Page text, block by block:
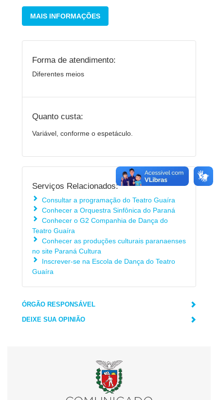
MAIS INFORMAÇÕES
Forma de atendimento:
Diferentes meios
Quanto custa:
Variável, conforme o espetáculo.
Serviços Relacionados:
Consultar a programação do Teatro Guaíra
Conhecer a Orquestra Sinfônica do Paraná
Conhecer o G2 Companhia de Dança do
Teatro Guaíra
Conhecer as produções culturais paranaenses
no site Paraná Cultura
Inscrever-se na Escola de Dança do Teatro
Guaíra
ÓRGÃO RESPONSÁVEL
DEIXE SUA OPINIÃO